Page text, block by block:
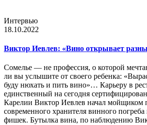
Интервью
18.10.2022
Виктор Иевлев: «Вино открывает
Сомелье — не профессия, о которой
ли вы услышите от своего ребенка:
буду нюхать и пить вино»… Карьеру в
единственный на сегодня
Карелии Виктор Иевлев начал мойщиком
современного хранителя винного
фишек. Бутылка вина, по наблюдению